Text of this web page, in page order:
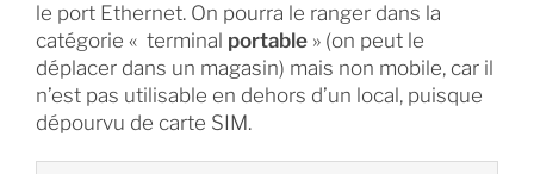
le port Ethernet. On pourra le ranger dans la
catégorie « terminal portable» (on peut le
déplacer dans un magasin) mais non mobile, car il
n’est pas utilisable en dehors d’un local, puisque
dépourvu de carte SIM.